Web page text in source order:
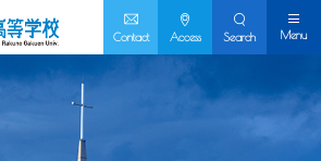
Contact Access Search Menu